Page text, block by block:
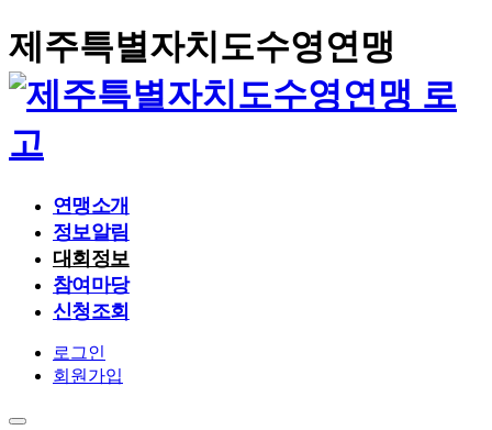
제주특별자치도수영연맹
연맹소개
정보알림
대회정보
참여마당
신청조회
로그인
회원가입